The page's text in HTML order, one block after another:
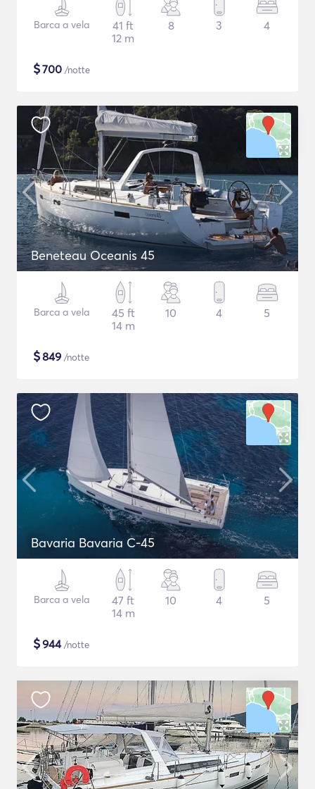
Barca a vela
41 ft
12 m
8 3 4
$700 /notte
Beneteau Oceanis 45
Barca a vela
45 ft
14 m
10 4 5
$849 /notte
Bavaria Bavaria C-45
Barca a vela
47 ft
14 m
10 4 5
$944/notte